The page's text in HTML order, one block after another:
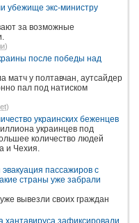
убежище экс-министру
за возможные
)
после победы над
матч у полтавчан, аутсайдер
пал под натиском
)
украинских беженцев
украинцев под
количество людей
и Чехия.
пассажиров с
страны уже забрали
вывезли своих граждан
хантавируса зафиксировали